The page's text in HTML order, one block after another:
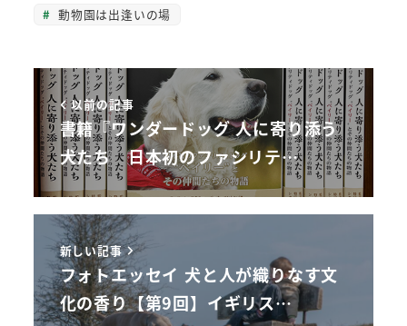
動物園は出逢いの場
以前の記事
書籍『ワンダードッグ 人に寄り添う
犬たち 日本初のファシリテ…
新しい記事
フォトエッセイ 犬と人が織りなす文
化の香り【第9回】イギリス…